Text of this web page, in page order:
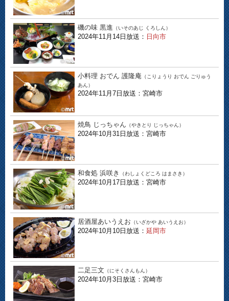
磯の味 黒進 （いそのあじ くろしん）
2024年11月14日放送： 日向市
小料理 おでん 護隆庵 （こりょうり おでん ごりゅう
あん）
2024年11月7日放送：宮崎市
焼鳥 じっちゃん （やきとり じっちゃん）
2024年10月31日放送：宮崎市
和食処 浜咲き （わしょくどころ はまさき）
2024年10月17日放送：宮崎市
居酒屋あいうえお （いざかや あいうえお）
2024年10月10日放送： 延岡市
二足三文 （にそくさんもん）
2024年10月3日放送：宮崎市